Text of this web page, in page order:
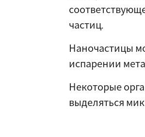
частиц.
Наночастицы
испарении
Некоторые
выделяться